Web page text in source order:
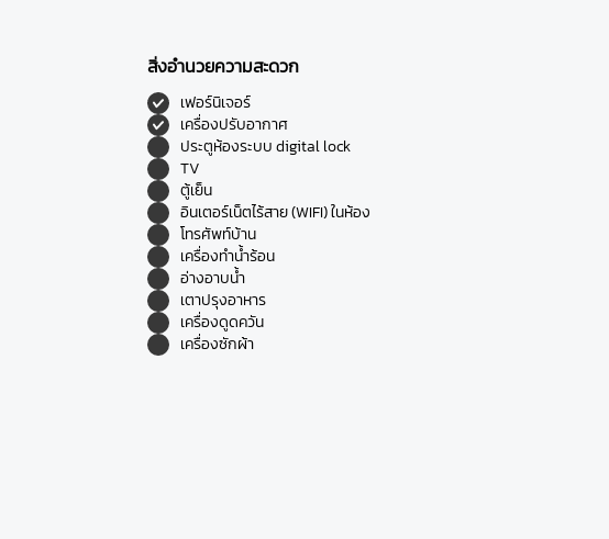
สิ่งอำนวยความสะดวก
เฟอร์นิเจอร์
เครื่องปรับอากาศ
ประตูห้องระบบ digital lock
TV
ตู้เย็น
อินเตอร์เน็ตไร้สาย (WIFI) ในห้อง
โทรศัพท์บ้าน
เครื่องทำน้ำร้อน
อ่างอาบน้ำ
เตาปรุงอาหาร
เครื่องดูดควัน
เครื่องซักผ้า